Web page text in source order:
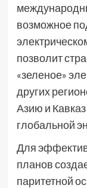
возможное
позволит
«зеленое»
других
Азию и
глобальной
Для
планов
паритетной